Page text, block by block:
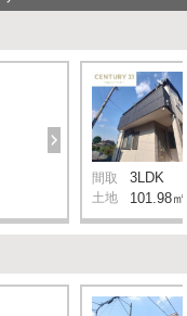
間取 3LDK
土地 101.98㎡